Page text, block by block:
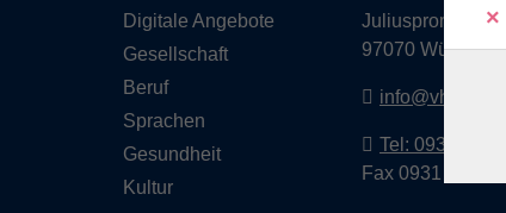
Digitale Angebote
Gesellschaft
Beruf
Sprachen
Gesundheit
Kultur
97070 Würzburg
info@vhs-
Tel: 0931
Fax 0931 35593-